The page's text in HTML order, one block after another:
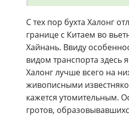
С тех пор бухта Халонг
границе с Китаем во
Хайнань. Ввиду
видом транспорта здесь
Халонг лучше всего на
живописными
кажется утомительным.
гротов,